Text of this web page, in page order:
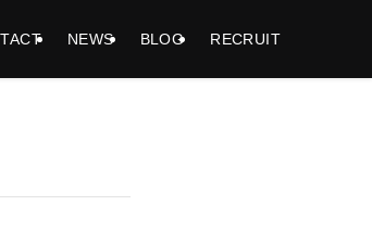
NEWS BLOG RECRUIT